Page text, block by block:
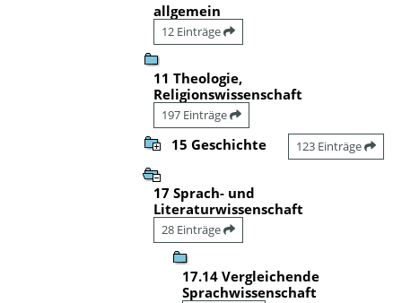
allgemein
12 Einträge
11 Theologie,
Religionswissenschaft
197 Einträge
15 Geschichte 123 Einträge
17 Sprach- und
Literaturwissenschaft
28 Einträge
17.14 Vergleichende
Sprachwissenschaft